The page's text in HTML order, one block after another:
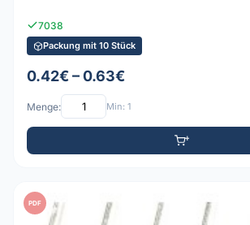
7038
Packung mit 10 Stück
0.42€ – 0.63€
Menge: Min: 1
PDF